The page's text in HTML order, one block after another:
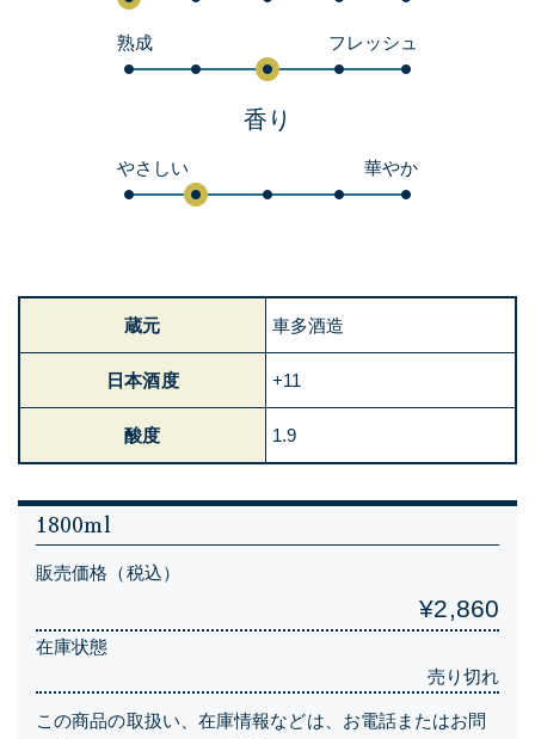
熟成 フレッシュ
香り
やさしい 華やか
蔵元 車多酒造
日本酒度 +11
酸度 1.9
1800ml
販売価格（税込）
¥2,860
在庫状態
売り切れ
この商品の取扱い、在庫情報などは、お電話またはお問